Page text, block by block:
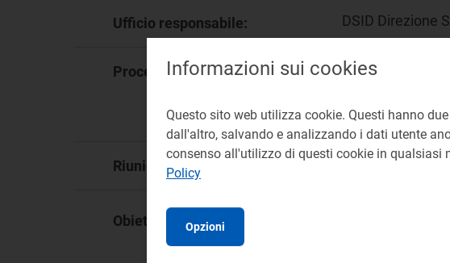
Ufficio responsabile: DSID Direzione
Procedimento:
Deliberazioni:
Riunione: 1112
Obiettivo Strategico:
OS.7
Informazioni sui cookies
Questo sito web utilizza cookie. Questi hanno
dall'altro, salvando e analizzando i dati utente
consenso all'utilizzo di questi cookie in
Policy
Opzioni